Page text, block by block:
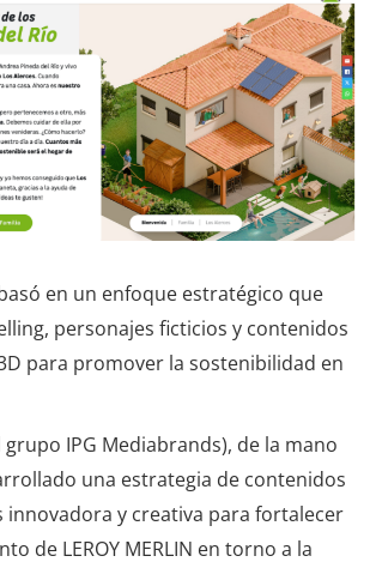
en un enfoque estratégico que
personajes ficticios y contenidos
para promover la sostenibilidad en
grupo IPG Mediabrands), de la mano
una estrategia de contenidos
innovadora y creativa para fortalecer
de LEROY MERLIN en torno a la